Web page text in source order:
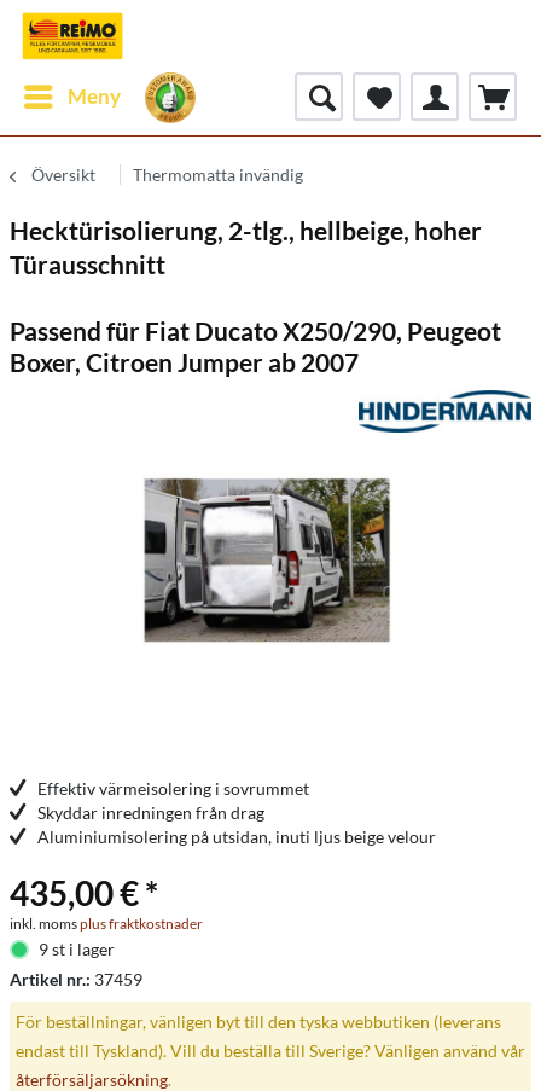
Meny
Översikt Thermomatta invändig
Hecktürisolierung, 2-tlg., hellbeige, hoher
Türausschnitt
Passend für Fiat Ducato X250/290, Peugeot
Boxer, Citroen Jumper ab 2007
Effektiv värmeisolering i sovrummet
Skyddar inredningen från drag
Aluminiumisolering på utsidan, inuti ljus beige velour
435,00 € *
inkl. momsplus fraktkostnader
9 st i lager
Artikel nr.: 37459
För beställningar, vänligen byt till den tyska webbutiken (leverans
endast till Tyskland). Vill du beställa till Sverige? Vänligen använd vår
återförsäljarsökning.